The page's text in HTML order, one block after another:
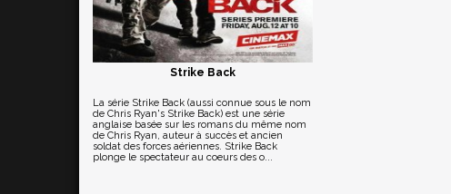
Strike Back
La série Strike Back (aussi connue sous le nom
de Chris Ryan's Strike Back) est une série
anglaise basée sur les romans du même nom
de Chris Ryan, auteur à succès et ancien
soldat des forces aériennes. Strike Back
plonge le spectateur au coeurs des o...